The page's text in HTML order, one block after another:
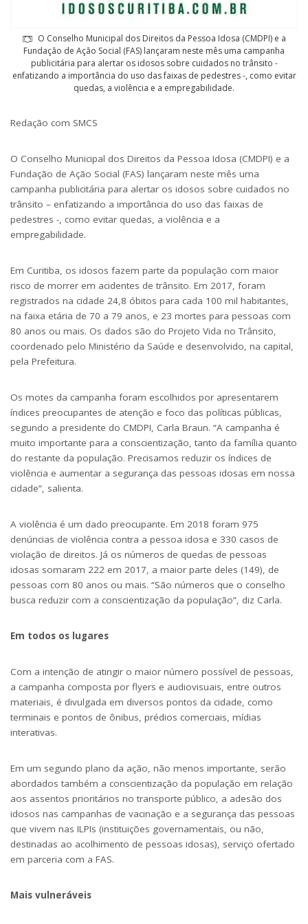
O Conselho Municipal dos Direitos da Pessoa Idosa (CMDPI) e a
Fundação de Ação Social (FAS) lançaram neste mês uma campanha
publicitária para alertar os idosos sobre cuidados no trânsito -
enfatizando a importância do uso das faixas de pedestres -, como evitar
quedas, a violência e a empregabilidade.
Redação com SMCS
O Conselho Municipal dos Direitos da Pessoa Idosa (CMDPI) e a
Fundação de Ação Social (FAS) lançaram neste mês uma
campanha publicitária para alertar os idosos sobre cuidados no
trânsito – enfatizando a importância do uso das faixas de
pedestres -, como evitar quedas, a violência e a
empregabilidade.
Em Curitiba, os idosos fazem parte da população com maior
risco de morrer em acidentes de trânsito. Em 2017, foram
registrados na cidade 24,8 óbitos para cada 100 mil habitantes,
na faixa etária de 70 a 79 anos, e 23 mortes para pessoas com
80 anos ou mais. Os dados são do Projeto Vida no Trânsito,
coordenado pelo Ministério da Saúde e desenvolvido, na capital,
pela Prefeitura.
Os motes da campanha foram escolhidos por apresentarem
índices preocupantes de atenção e foco das políticas públicas,
segundo a presidente do CMDPI, Carla Braun. “A campanha é
muito importante para a conscientização, tanto da família quanto
do restante da população. Precisamos reduzir os índices de
violência e aumentar a segurança das pessoas idosas em nossa
cidade”, salienta.
A violência é um dado preocupante. Em 2018 foram 975
denúncias de violência contra a pessoa idosa e 330 casos de
violação de direitos. Já os números de quedas de pessoas
idosas somaram 222 em 2017, a maior parte deles (149), de
pessoas com 80 anos ou mais. “São números que o conselho
busca reduzir com a conscientização da população”, diz Carla.
Em todos os lugares
Com a intenção de atingir o maior número possível de pessoas,
a campanha composta por flyers e audiovisuais, entre outros
materiais, é divulgada em diversos pontos da cidade, como
terminais e pontos de ônibus, prédios comerciais, mídias
interativas.
Em um segundo plano da ação, não menos importante, serão
abordados também a conscientização da população em relação
aos assentos prioritários no transporte público, a adesão dos
idosos nas campanhas de vacinação e a segurança das pessoas
que vivem nas ILPIs (instituições governamentais, ou não,
destinadas ao acolhimento de pessoas idosas), serviço ofertado
em parceria com a FAS.
Mais vulneráveis